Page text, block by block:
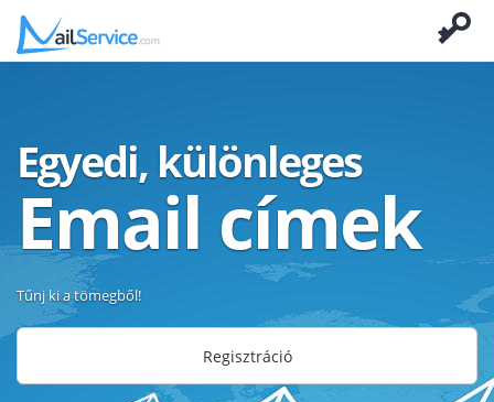
Egyedi, különleges
Email címek
Tűnj ki a tömegből!
Regisztráció